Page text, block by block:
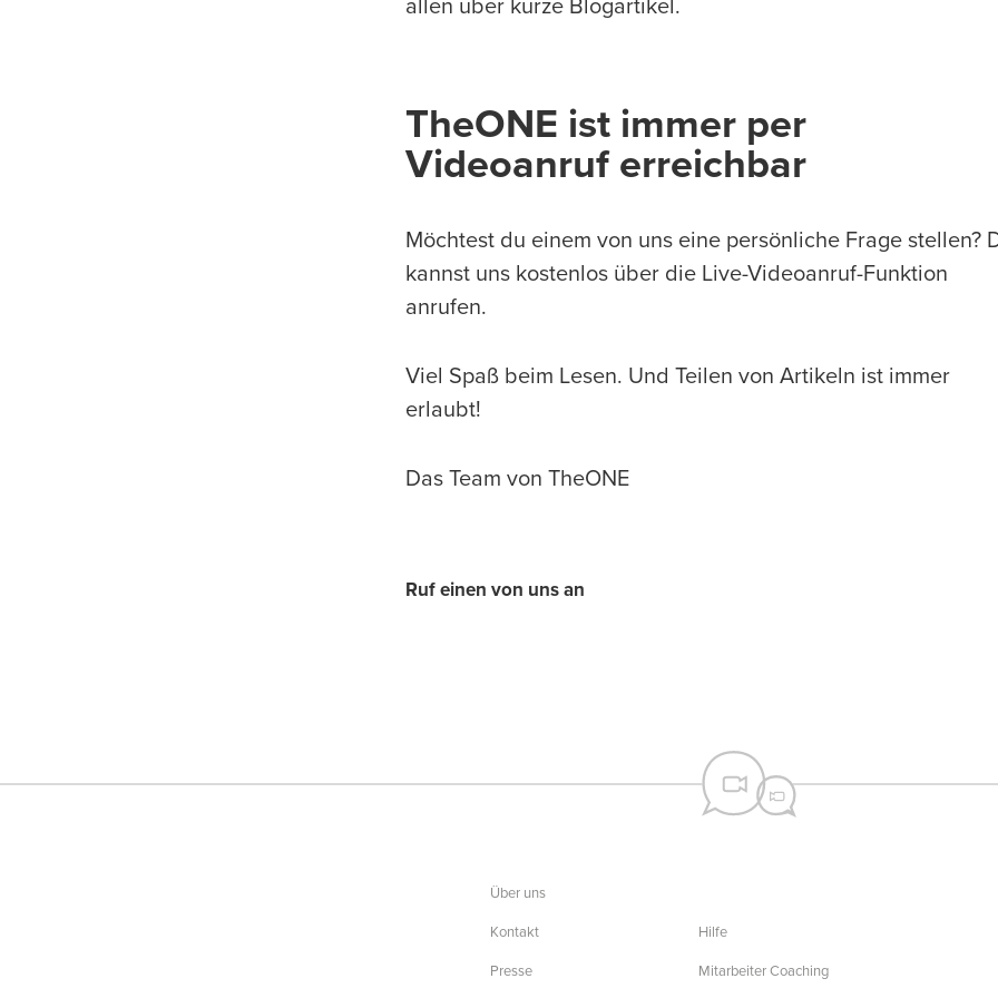
TheONE ist immer per
Videoanruf erreichbar
Möchtest du einem von uns eine persönliche Frage stellen?
kannst uns kostenlos über die Live-Videoanruf-Funktion
anrufen.
Viel Spaß beim Lesen. Und Teilen von Artikeln ist immer
erlaubt!
Das Team von TheONE
Ruf einen von uns an
Über uns
Kontakt
Presse
Hilfe
Mitarbeiter Coaching